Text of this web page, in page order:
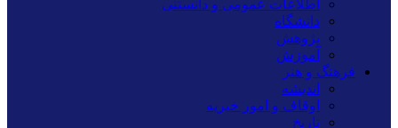
اطلاعات عمومی و دانستنی
دانشگاه
پژوهش
آموزش
فرهنگ و هنر
اندیشه
اوقاف و امور خیریه
تاریخ